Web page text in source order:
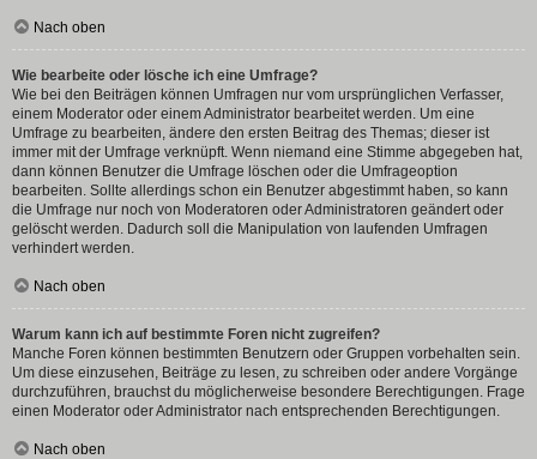
Nach oben
Wie bearbeite oder lösche ich eine Umfrage?
Wie bei den Beiträgen können Umfragen nur vom ursprünglichen Verfasser,
einem Moderator oder einem Administrator bearbeitet werden. Um eine
Umfrage zu bearbeiten, ändere den ersten Beitrag des Themas; dieser ist
immer mit der Umfrage verknüpft. Wenn niemand eine Stimme abgegeben hat,
dann können Benutzer die Umfrage löschen oder die Umfrageoption
bearbeiten. Sollte allerdings schon ein Benutzer abgestimmt haben, so kann
die Umfrage nur noch von Moderatoren oder Administratoren geändert oder
gelöscht werden. Dadurch soll die Manipulation von laufenden Umfragen
verhindert werden.
Nach oben
Warum kann ich auf bestimmte Foren nicht zugreifen?
Manche Foren können bestimmten Benutzern oder Gruppen vorbehalten sein.
Um diese einzusehen, Beiträge zu lesen, zu schreiben oder andere Vorgänge
durchzuführen, brauchst du möglicherweise besondere Berechtigungen. Frage
einen Moderator oder Administrator nach entsprechenden Berechtigungen.
Nach oben